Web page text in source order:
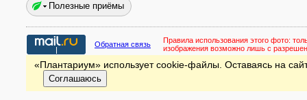
Полезные приёмы
Обратная связь Правила использования этого фото:
изображения возможно лишь с
«Плантариум» использует cookie-файлы. Оставаясь на
Соглашаюсь